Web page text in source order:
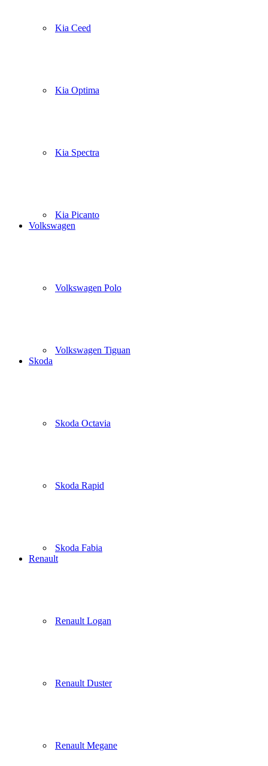
Kia Ceed
Kia Optima
Kia Spectra
Kia Picanto
Volkswagen
Volkswagen Polo
Volkswagen Tiguan
Skoda
Skoda Octavia
Skoda Rapid
Skoda Fabia
Renault
Renault Logan
Renault Duster
Renault Megane